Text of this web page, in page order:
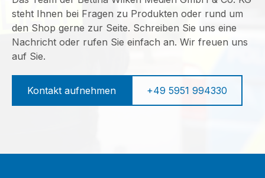
steht Ihnen bei Fragen zu Produkten oder rund um
den Shop gerne zur Seite. Schreiben Sie uns eine
Nachricht oder rufen Sie einfach an. Wir freuen uns
auf Sie.
Kontakt aufnehmen +49 5951 994330